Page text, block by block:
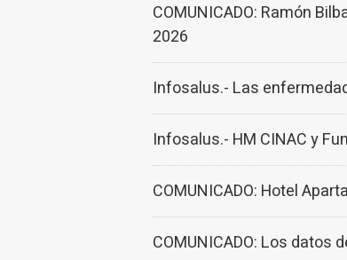
COMUNICADO: Ramón
2026
Infosalus.- Las
Infosalus.- HM CINAC y
COMUNICADO: Hotel
COMUNICADO: Los